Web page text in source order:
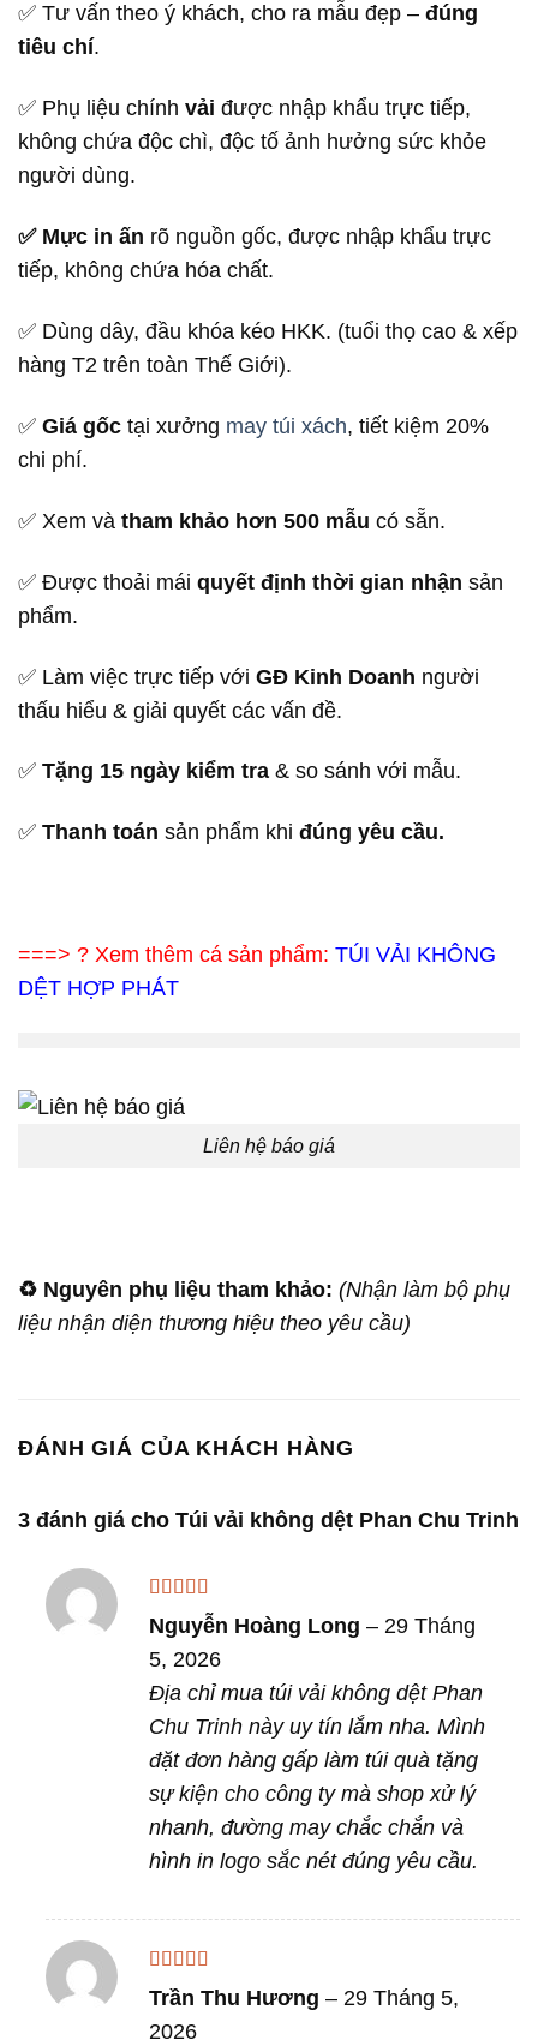
✅ Tư vấn theo ý khách, cho ra mẫu đẹp – đúng
tiêu chí.
✅ Phụ liệu chính vải được nhập khẩu trực tiếp,
không chứa độc chì, độc tố ảnh hưởng sức khỏe
người dùng.
✅ Mực in ấn rõ nguồn gốc, được nhập khẩu trực
tiếp, không chứa hóa chất.
✅ Dùng dây, đầu khóa kéo HKK. (tuổi thọ cao & xếp
hàng T2 trên toàn Thế Giới).
✅ Giá gốc tại xưởng may túi xách, tiết kiệm 20%
chi phí.
✅ Xem và tham khảo hơn 500 mẫu có sẵn.
✅ Được thoải mái quyết định thời gian nhận sản
phẩm.
✅ Làm việc trực tiếp với GĐ Kinh Doanh người
thấu hiểu & giải quyết các vấn đề.
✅ Tặng 15 ngày kiểm tra & so sánh với mẫu.
✅ Thanh toán sản phẩm khi đúng yêu cầu.
===> ? Xem thêm cá sản phẩm: TÚI VẢI KHÔNG
DỆT HỢP PHÁT
Liên hệ báo giá
♻️ Nguyên phụ liệu tham khảo: (Nhận làm bộ phụ
liệu nhận diện thương hiệu theo yêu cầu)
ĐÁNH GIÁ CỦA KHÁCH HÀNG
3 đánh giá cho Túi vải không dệt Phan Chu Trinh
Được xếp
hạng55 sao
Nguyễn Hoàng Long– 29 Tháng
5, 2026
Địa chỉ mua túi vải không dệt Phan
Chu Trinh này uy tín lắm nha. Mình
đặt đơn hàng gấp làm túi quà tặng
sự kiện cho công ty mà shop xử lý
nhanh, đường may chắc chắn và
hình in logo sắc nét đúng yêu cầu.
Được xếp
hạng5 5 sao
Trần Thu Hương– 29 Tháng 5,
2026